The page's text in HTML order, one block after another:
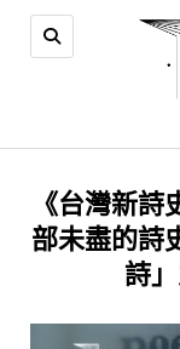
《台灣新
部未盡的詩
詩